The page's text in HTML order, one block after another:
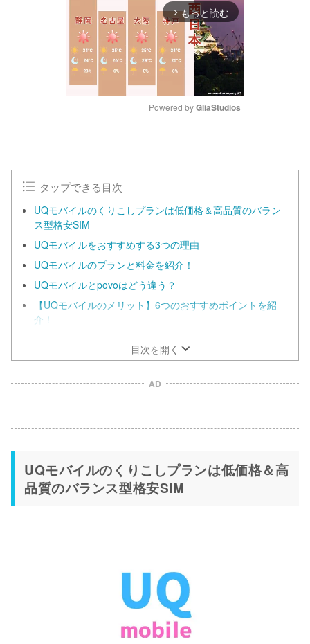
arrow_forward_ios もっと読む
Powered by GliaStudios
タップできる目次
UQモバイルのくりこしプランは低価格＆高品質のバラン
ス型格安SIM
UQモバイルをおすすめする3つの理由
UQモバイルのプランと料金を紹介！
UQモバイルとpovoはどう違う？
【UQモバイルのメリット】6つのおすすめポイントを紹
介！
目次を開く
AD
UQモバイルのくりこしプランは低価格＆高
品質のバランス型格安SIM